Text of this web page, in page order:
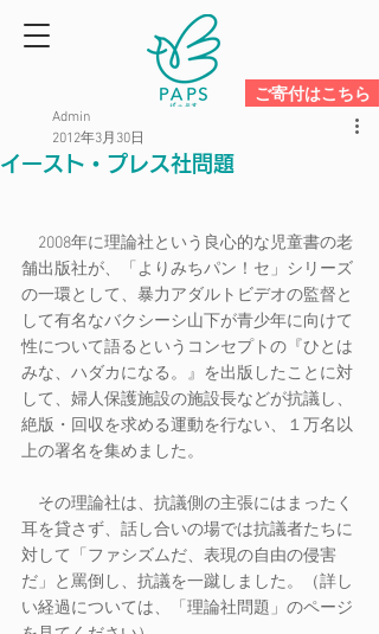
ご寄付はこちら
イースト・プレス社問題
Admin
2012年3月30日
2008年に理論社という良心的な児童書の老
舗出版社が、「よりみちパン！セ」シリーズ
の一環として、暴力アダルトビデオの監督と
して有名なバクシーシ山下が青少年に向けて
性について語るというコンセプトの『ひとは
みな、ハダカになる。』を出版したことに対
して、婦人保護施設の施設長などが抗議し、
絶版・回収を求める運動を行ない、１万名以
上の署名を集めました。
その理論社は、抗議側の主張にはまったく
耳を貸さず、話し合いの場では抗議者たちに
対して「ファシズムだ、表現の自由の侵害
だ」と罵倒し、抗議を一蹴しました。（詳し
い経過については、「理論社問題」のページ